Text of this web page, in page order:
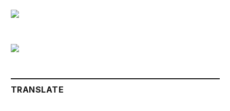
TRANSLATE